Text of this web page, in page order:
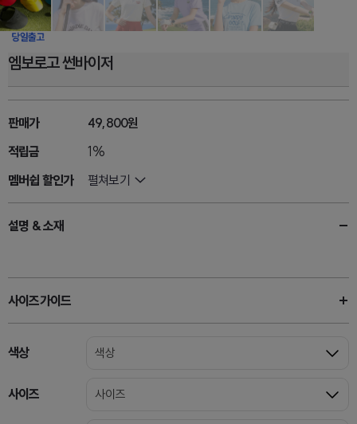
엠보로고 썬바이저
판매가
49,800원
적립금
1%
멤버쉽 할인가
펼쳐보기
설명 & 소재
사이즈가이드
색상 색상
사이즈 사이즈